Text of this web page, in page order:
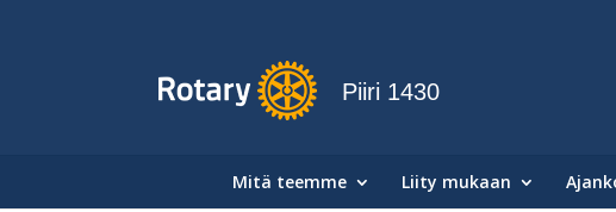
Piiri 1430
Mitä teemme Liity mukaan